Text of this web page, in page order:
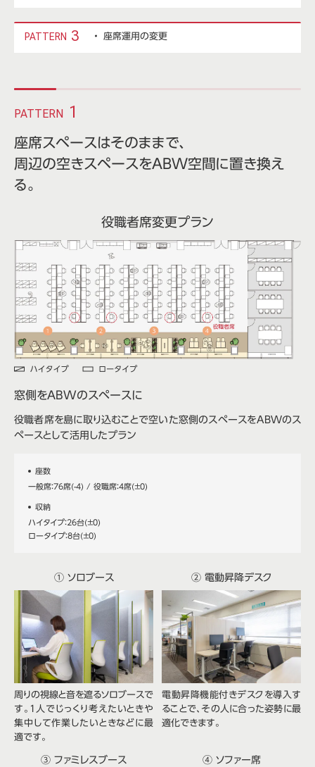
PATTERN 3 座席運用の変更
PATTERN 1
座席スペースはそのままで、
周辺の空きスペースをABW空間に置き換え
る。
役職者席変更プラン
窓側をABWのスペースに
役職者席を島に取り込むことで空いた窓側のスペースをABWのス
ペースとして活用したプラン
座数
一般席：76席(-4) / 役職席：4席(±0)
収納
ハイタイプ：26台(±0)
ロータイプ：8台(±0)
① ソロブース
周りの視線と音を遮るソロブースで
す。1人でじっくり考えたいときや
集中して作業したいときなどに最
適です。
② 電動昇降デスク
電動昇降機能付きデスクを導入す
ることで、その人に合った姿勢に最
適化できます。
③ ファミレスブース ④ ソファー席